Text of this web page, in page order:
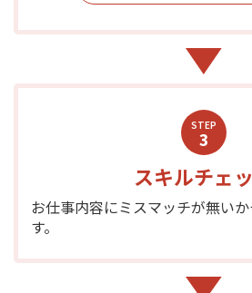
STEP
3
スキルチェ
お仕事内容にミスマッチが無い
す。